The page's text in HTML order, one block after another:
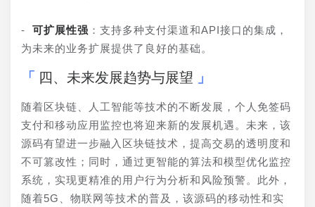
- 可扩展性强 ：支持多种支付渠道和API接口的集成，
为未来的业务扩展提供了良好的基础。
四、未来发展趋势与展望
随着区块链、人工智能等技术的不断发展，个人免签码
支付和移动应用监控也将迎来新的发展机遇。未来，该
源码有望进一步融入区块链技术，提高交易的透明度和
不可篡改性；同时，通过更智能的算法和模型优化监控
系统，实现更精准的用户行为分析和风险预警。此外，
随着5G、物联网等技术的普及，该源码的移动性和实